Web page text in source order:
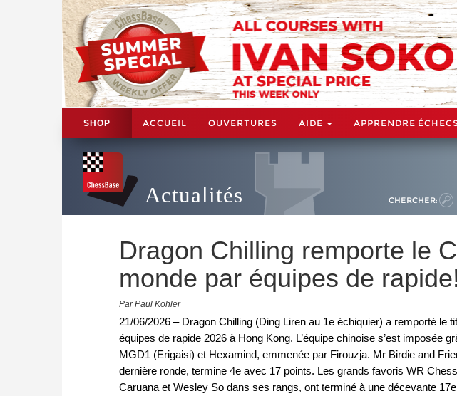
SHOP ACCUEIL OUVERTURES AIDE APPRENDRE
Actualités CHERCHER:
Dragon Chilling remporte le
monde par équipes de rapide!
Par Paul Kohler
21/06/2026 – Dragon Chilling (Ding Liren au 1e échiquier) a remporté le
équipes de rapide 2026 à Hong Kong. L’équipe chinoise s’est imposée
MGD1 (Erigaisi) et Hexamind, emmenée par Firouzja. Mr Birdie and
dernière ronde, termine 4e avec 17 points. Les grands favoris WR
Caruana et Wesley So dans ses rangs, ont terminé à une décevante